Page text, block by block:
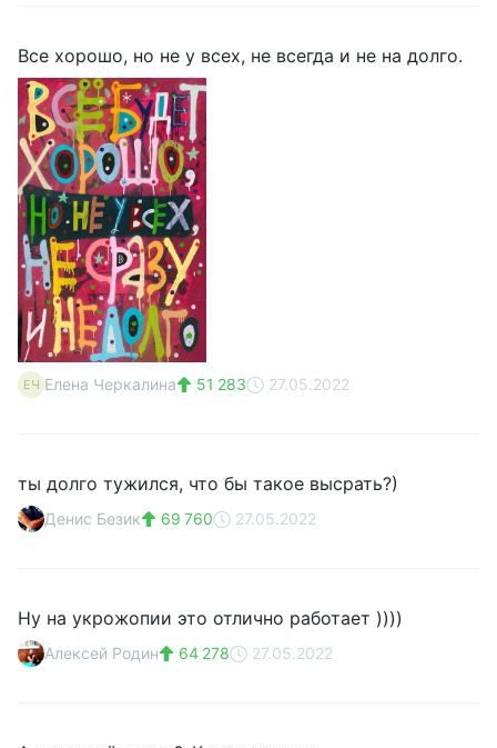
Все хорошо, но не у всех, не всегда и не на долго.
ЕЧ Елена Черкалина 51 283 27.05.2022
ты долго тужился, что бы такое высрать?)
Денис Безик 69 760 27.05.2022
Ну на укрожопии это отлично работает ))))
Алексей Родин 64 278 27.05.2022